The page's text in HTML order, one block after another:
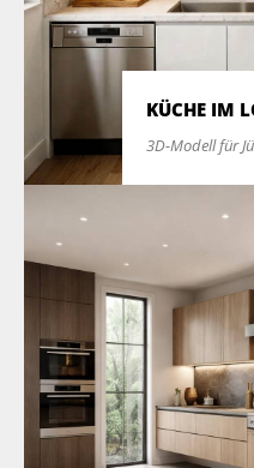
KÜCHE IM
3D-Modell für